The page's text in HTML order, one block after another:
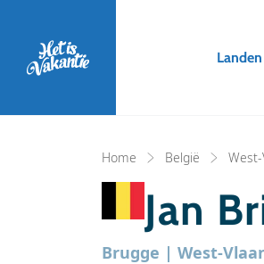
Landen
Home België
Jan
Brugge | West-